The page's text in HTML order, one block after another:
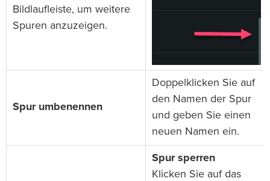
Bildlaufleiste, um weitere
Spuren anzuzeigen.
Spur umbenennen
Doppelklicken Sie auf
den Namen der Spur
und geben Sie einen
neuen Namen ein.
Spur sperren
Klicken Sie auf das